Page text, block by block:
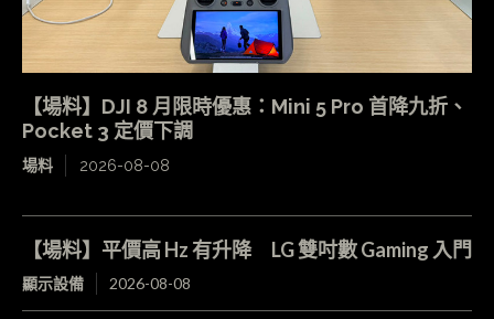
【場料】DJI 8 月限時優惠：Mini 5 Pro 首降九折、
Pocket 3 定價下調
場料 2026-08-08
【場料】平價高 Hz 有升降 LG 雙吋數 Gaming 入門
顯示設備 2026-08-08